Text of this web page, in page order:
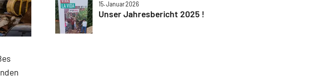
15. Januar 2026
Unser Jahresbericht 2025 !